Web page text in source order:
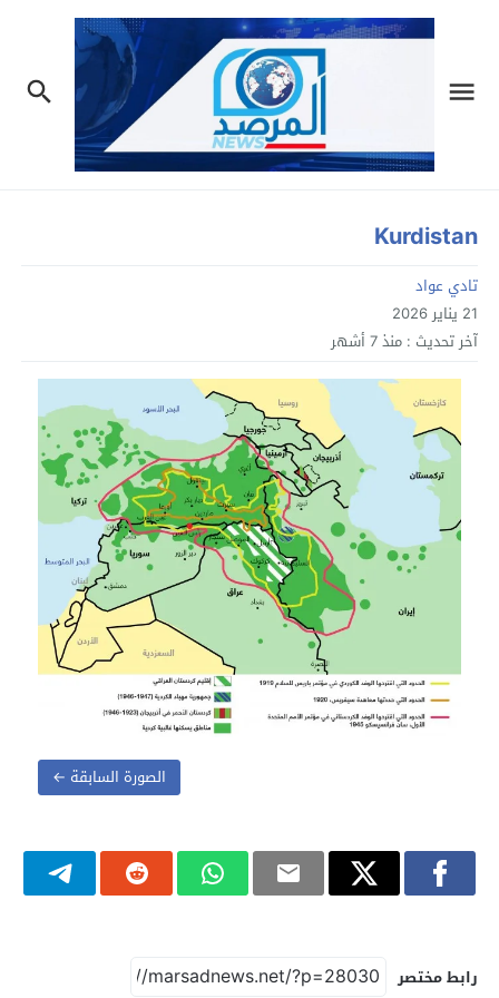
Kurdistan
تادي عواد
21 يناير 2026
آخر تحديث : منذ 7 أشهر
الصورة السابقة ←
رابط مختصر